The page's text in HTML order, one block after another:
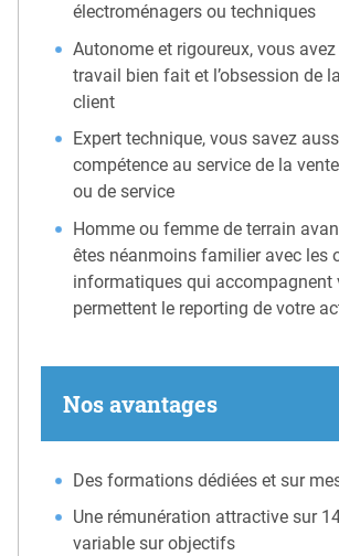
électroménagers ou techniques
Autonome et rigoureux, vous
travail bien fait et l’obsession de
client
Expert technique, vous savez
compétence au service de la
ou de service
Homme ou femme de terrain
êtes néanmoins familier avec les
informatiques qui accompagnent
permettent le reporting de votre
Nos avantages
Des formations dédiées et sur
Une rémunération attractive sur
variable sur objectifs